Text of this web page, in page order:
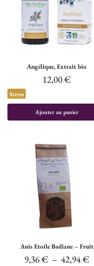
Angélique, Extrait bio
12,00€
Stress
Ajouter au panier
Anis Etoile Badiane – Fruit
9,36€ – 42,94€